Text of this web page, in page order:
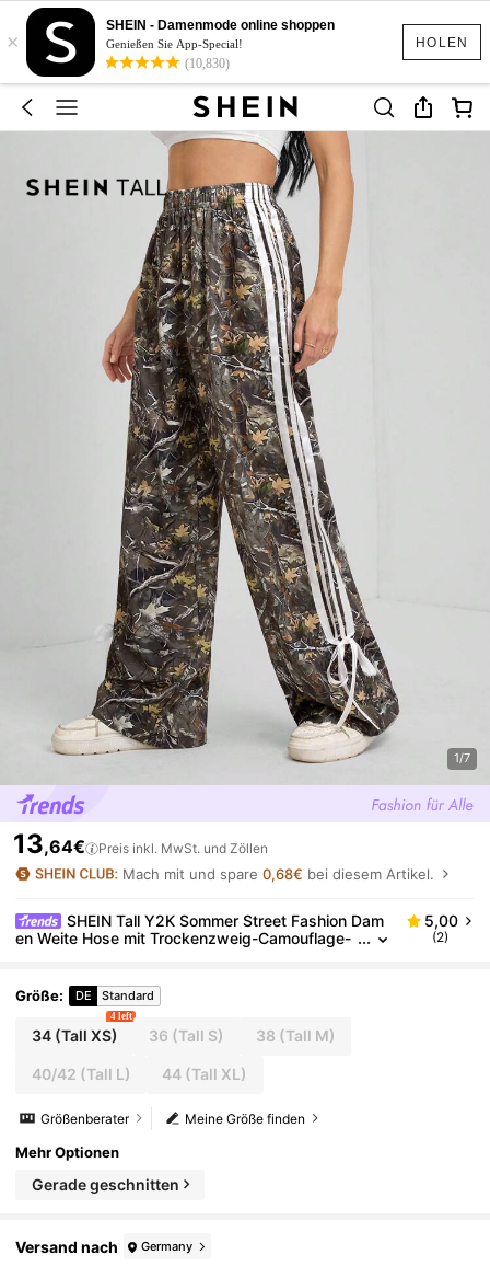
HOLEN
×
SHEIN - Damenmode online shoppen
Genießen Sie App-Special!
(10,830)
1/7
13,64€ Preis inkl. MwSt. und Zöllen
Mach mit und spare0,68€ bei diesem Artikel.
SHEIN Tall Y2K Sommer Street Fashion Dam
en Weite Hose mit Trockenzweig-Camouflage-
5,00
(2)
Größe: DE Standard
34(Tall XS)
4 left
36 (Tall S) 38 (Tall M)
40/42 (Tall L) 44 (Tall XL)
Meine Größe finden
Größenberater
Mehr Optionen
Gerade geschnitten
Versand nach Germany